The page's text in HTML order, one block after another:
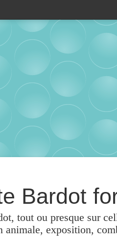
Bardot
tout ou presque sur
animale, exposition,